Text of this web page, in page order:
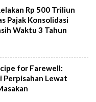
Rp 500 Triliun
Pajak Konsolidasi
Waktu 3 Tahun
for Farewell:
Perpisahan Lewat